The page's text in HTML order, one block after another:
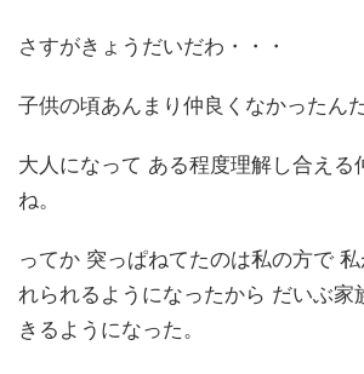
さすがきょうだいだわ・・・
子供の頃あんまり仲良くなかったん
大人になって ある程度理解し合える
ね。
ってか 突っぱねてたのは私の方で
れられるようになったから だいぶ家
きるようになった。